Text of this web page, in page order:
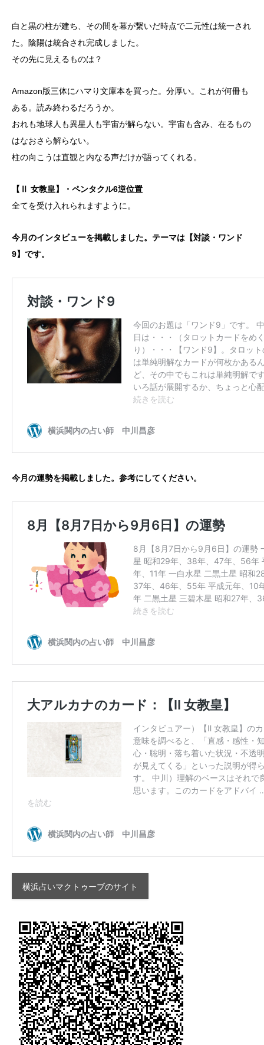
白と黒の柱が建ち、その間を幕が繋いだ時点で二元性は統一され
た。陰陽は統合され完成しました。
その先に見えるものは？
Amazon版三体にハマり文庫本を買った。分厚い。これが何冊も
ある。読み終わるだろうか。
おれも地球人も異星人も宇宙が解らない。宇宙も含み、在るもの
はなおさら解らない。
柱の向こうは直観と内なる声だけが語ってくれる。
【Ⅱ 女教皇】・ペンタクル6逆位置
全てを受け入れられますように。
今月のインタビューを掲載しました。テーマは【対談・ワンド
9】です。
今月の運勢を掲載しました。参考にしてください。
横浜占いマクトゥーブのサイト